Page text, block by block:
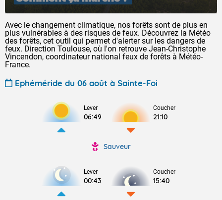
Avec le changement climatique, nos forêts sont de plus en
plus vulnérables à des risques de feux. Découvrez la Météo
des forêts, cet outil qui permet d'alerter sur les dangers de
feux. Direction Toulouse, où l'on retrouve Jean-Christophe
Vincendon, coordinateur national feux de forêts à Météo-
France.
Ephéméride du 06 août à Sainte-Foi
Lever
06:49
Coucher
21:10
Sauveur
Lever
00:43
Coucher
15:40